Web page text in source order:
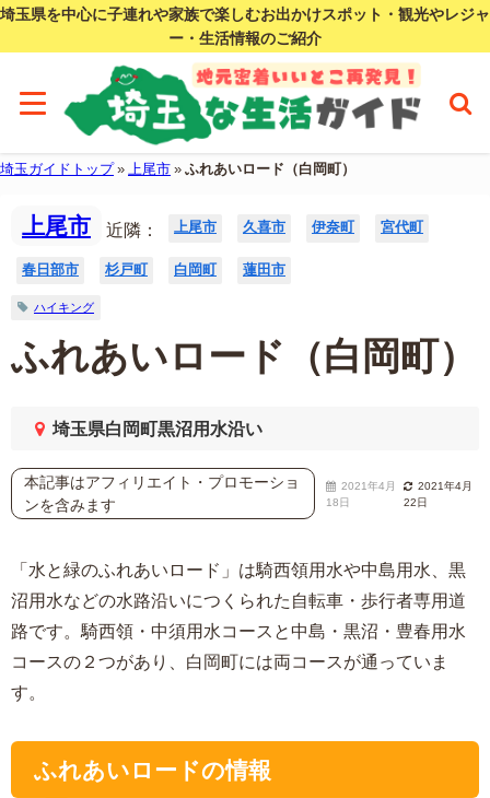
埼玉県を中心に子連れや家族で楽しむお出かけスポット・観光やレジャ
ー・生活情報のご紹介
埼玉ガイドトップ» 上尾市 » ふれあいロード（白岡町）
上尾市 近隣： 上尾市 久喜市 伊奈町 宮代町
春日部市 杉戸町 白岡町 蓮田市
ハイキング
ふれあいロード（白岡町）
埼玉県白岡町黒沼用水沿い
本記事はアフィリエイト・プロモーショ
ンを含みます
2021年4月
18日
2021年4月
22日
「水と緑のふれあいロード」は騎西領用水や中島用水、黒
沼用水などの水路沿いにつくられた自転車・歩行者専用道
路です。騎西領・中須用水コースと中島・黒沼・豊春用水
コースの２つがあり、白岡町には両コースが通っていま
す。
ふれあいロードの情報